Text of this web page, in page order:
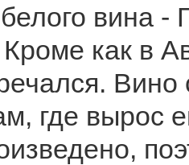
вина -
как в
Вино
где вырос